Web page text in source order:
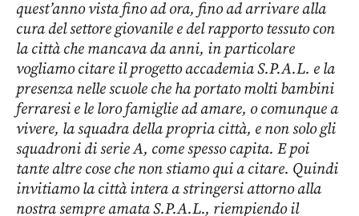
quest’anno vista fino ad ora, fino ad arrivare alla
cura del settore giovanile e del rapporto tessuto con
la città che mancava da anni, in particolare
vogliamo citare il progetto accademia S.P.A.L. e la
presenza nelle scuole che ha portato molti bambini
ferraresi e le loro famiglie ad amare, o comunque a
vivere, la squadra della propria città, e non solo gli
squadroni di serie A, come spesso capita. E poi
tante altre cose che non stiamo qui a citare. Quindi
invitiamo la città intera a stringersi attorno alla
nostra sempre amata S.P.A.L., riempiendo il